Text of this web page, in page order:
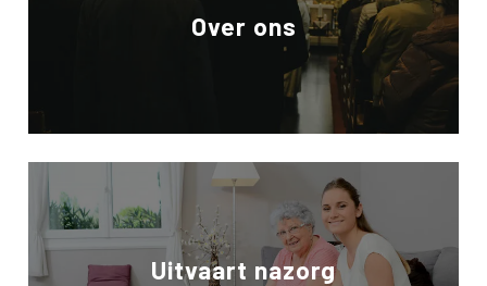
Over ons
Uitvaart nazorg